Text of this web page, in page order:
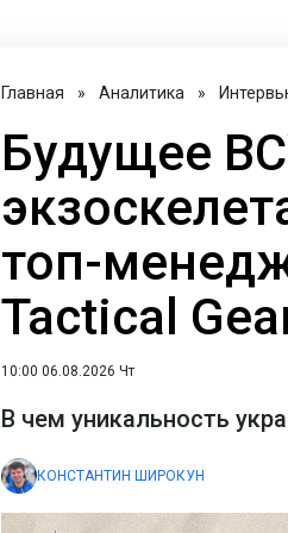
Главная » Аналитика »
Будущее
топ-
Tactical
10:00 06.08.2026 Чт
В чем уникальность
КОНСТАНТИН ШИРОКУН